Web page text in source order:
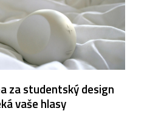
za studentský design
vaše hlasy